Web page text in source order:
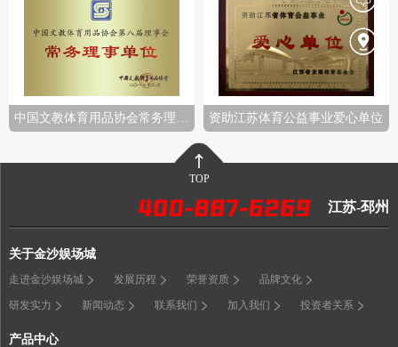
资助江苏体育公益事业爱心单位
TOP
江苏-邳州
关于金沙娱场城
走进金沙娱场城 发展历程 荣誉资质 品牌文化
研发实力 新闻动态 联系我们 加入我们 投资者关系
产品中心